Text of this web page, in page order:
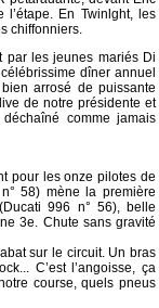
l’étape. En Twinlght, les
chiffonniers.
par les jeunes mariés Di
dîner annuel
arrosé de puissante
de notre présidente et
comme jamais
pour les onze pilotes de
58) mène la première
996 n° 56), belle
3e. Chute sans gravité
sur le circuit. Un bras
C’est l’angoisse, ça
course, quels pneus